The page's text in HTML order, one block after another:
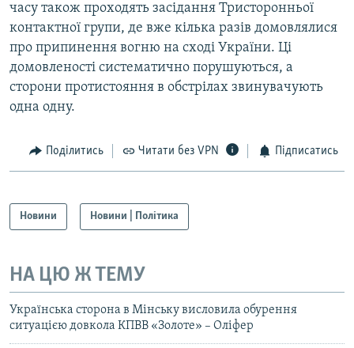
часу також проходять засідання Тристоронньої
контактної групи, де вже кілька разів домовлялися
про припинення вогню на сході України. Ці
домовленості систематично порушуються, а
сторони протистояння в обстрілах звинувачують
одна одну.
Поділитись Читати без VPN Підписатись
Новини Новини | Політика
НА ЦЮ Ж ТЕМУ
Українська сторона в Мінську висловила обурення
ситуацією довкола КПВВ «Золоте» – Оліфер